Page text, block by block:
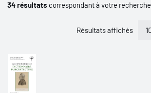
34 résultats correspondant à votre recherche
Résultats affichés